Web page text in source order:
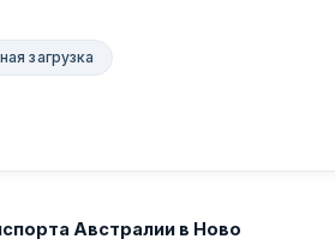
загрузка
Австралии в Ново